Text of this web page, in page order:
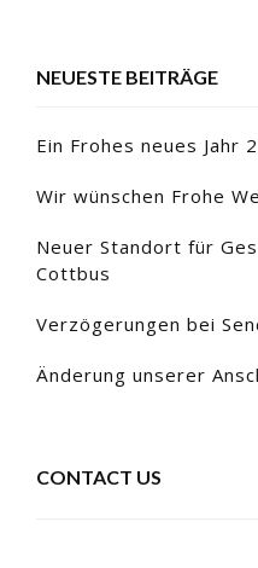
NEUESTE BEITRÄGE
Ein Frohes neues Jahr
Wir wünschen Frohe
Neuer Standort für
Cottbus
Verzögerungen bei
Änderung unserer
CONTACT US